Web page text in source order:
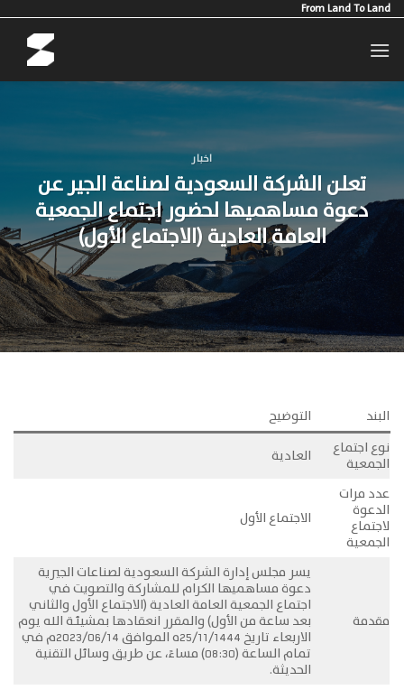
Skip
content
From Land To Land
اخبار
تعلن الشركة السعودية لصناعة الجير عن
دعوة مساهميها لحضور اجتماع الجمعية
العامة العادية (الاجتماع الأول)
البند
التوضيح
نوع اجتماع
الجمعية
العادية
عدد مرات
الدعوة
لاجتماع
الجمعية
الاجتماع الأول
مقدمة
يسر مجلس إدارة الشركة السعودية لصناعات الجيرية
دعوة مساهميها الكرام للمشاركة والتصويت في
اجتماع الجمعية العامة العادية (الاجتماع الأول والثاني
بعد ساعة من الأول) والمقرر انعقادها بمشيئــة الله يوم
الاربعاء تاريخ 25/11/1444ه الموافق 2023/06/14م في
تمام الساعة (08:30) مساءً، عن طريق وسائل التقنية
الحديثة.